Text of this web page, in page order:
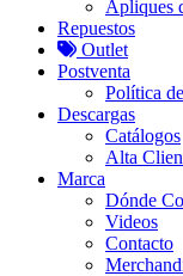
Apliques
Repuestos
Outlet
Postventa
Política
Descargas
Catálogos
Alta
Marca
Dónde
Videos
Contacto